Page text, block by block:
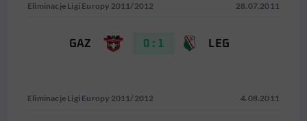
Eliminacje Ligi Europy 2011/2012 28.07.2011
GAZ 0 : 1 LEG
Eliminacje Ligi Europy 2011/2012 4.08.2011